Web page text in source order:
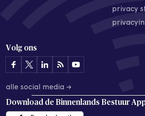
privacy
Volg ons
alle social media →
Download de Binnenlands Bestuur